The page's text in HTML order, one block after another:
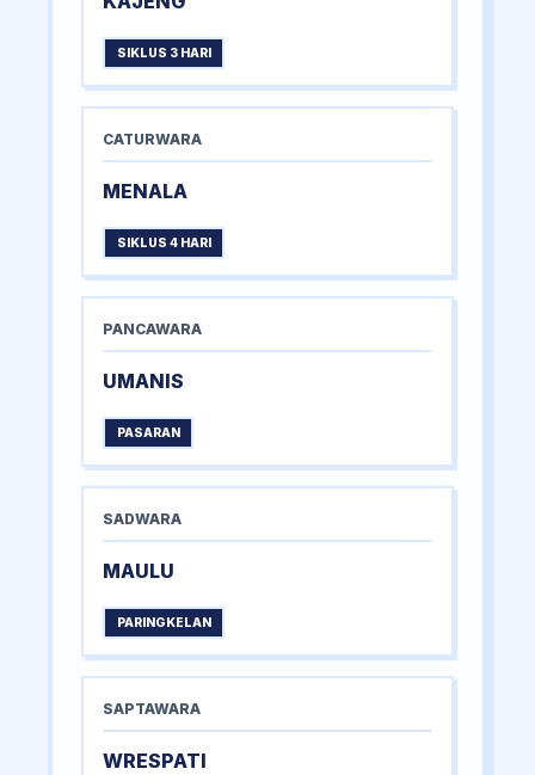
SIKLUS 3 HARI
CATURWARA
MENALA
SIKLUS 4 HARI
PANCAWARA
UMANIS
PASARAN
SADWARA
MAULU
PARINGKELAN
SAPTAWARA
WRESPATI